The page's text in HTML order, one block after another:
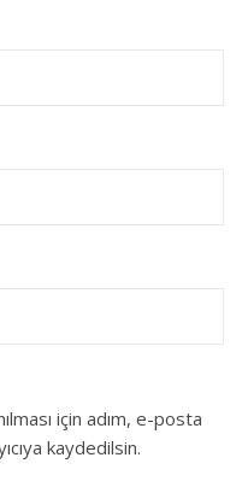
için adım, e-posta
kaydedilsin.